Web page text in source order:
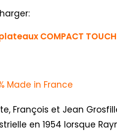
COMPACT
Made in France
François et Jean
en 1954 lorsque